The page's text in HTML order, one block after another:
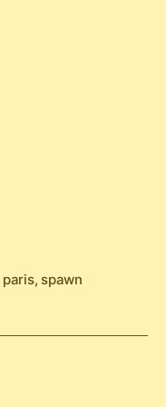
paris, spawn